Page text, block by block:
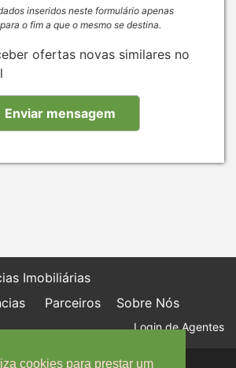
cookies para prestar um
inseridos neste formulário apenas
o fim a que o mesmo se destina.
ofertas novas similares no
Imobiliárias
Parceiros
Sobre Nós
Login de Agentes
dados